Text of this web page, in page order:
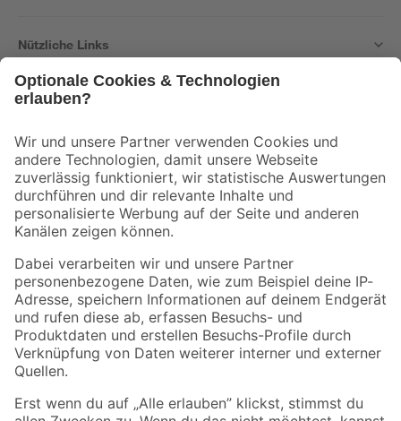
Nützliche Links
Der toom Newsletter: Keine Angebote und Aktionen mehr verpassen!
Zur Newsletter Anmeldung
Folge uns
Zahlungsarten Versandarten
Sicher einkaufen